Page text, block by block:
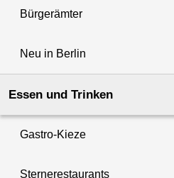
Bürgerämter
Neu in Berlin
Essen und Trinken
Gastro-Kieze
Sternerestaurants